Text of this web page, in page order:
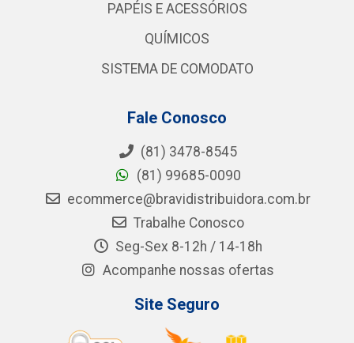
PAPÉIS E ACESSÓRIOS
QUÍMICOS
SISTEMA DE COMODATO
Fale Conosco
(81) 3478-8545
(81) 99685-0090
ecommerce@bravidistribuidora.com.br
Trabalhe Conosco
Seg-Sex 8-12h / 14-18h
Acompanhe nossas ofertas
Site Seguro